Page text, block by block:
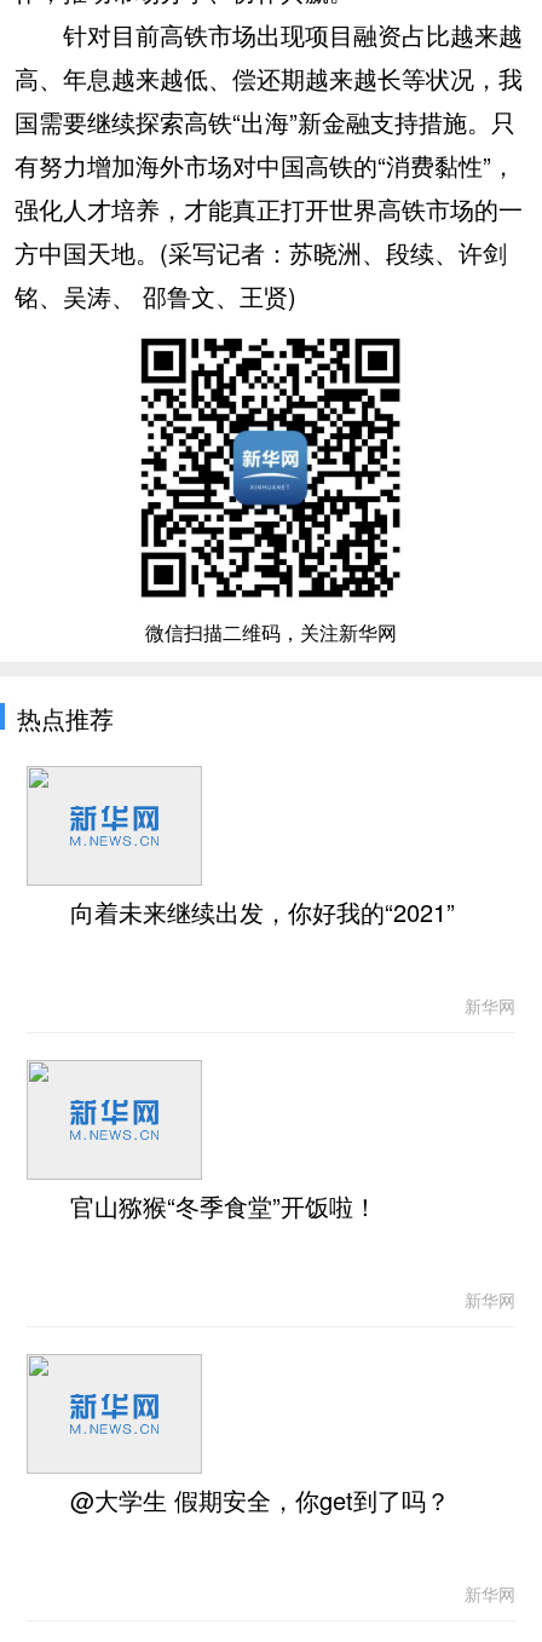
针对目前高铁市场出现项目融资占比越来越
高、年息越来越低、偿还期越来越长等状况，我
国需要继续探索高铁“出海”新金融支持措施。只
有努力增加海外市场对中国高铁的“消费黏性”，
强化人才培养，才能真正打开世界高铁市场的一
方中国天地。(采写记者：苏晓洲、段续、许剑
铭、吴涛、 邵鲁文、王贤)
微信扫描二维码，关注新华网
热点推荐
向着未来继续出发，你好我的“2021”
新华网
官山猕猴“冬季食堂”开饭啦！
新华网
@大学生 假期安全，你get到了吗？
新华网